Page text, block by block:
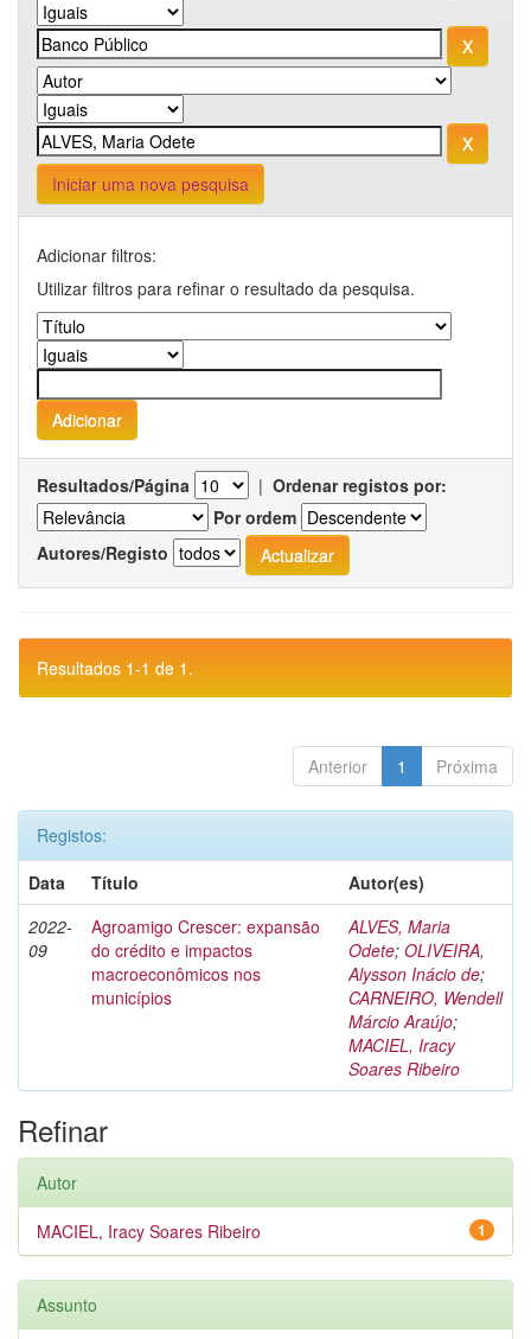
Iniciar uma nova pesquisa
Adicionar filtros:
Utilizar filtros para refinar o resultado da pesquisa.
Resultados/Página | Ordenar registos por:
Por ordem
Autores/Registo
Resultados 1-1 de 1.
Anterior 1 Próxima
Registos:
Data
Título
Autor(es)
2022-
09
Agroamigo Crescer: expansão
do crédito e impactos
macroeconômicos nos
municípios
ALVES, Maria
Odete; OLIVEIRA,
Alysson Inácio de;
CARNEIRO, Wendell
Márcio Araújo;
MACIEL, Iracy
Soares Ribeiro
Refinar
Autor
1
MACIEL, Iracy Soares Ribeiro
Assunto